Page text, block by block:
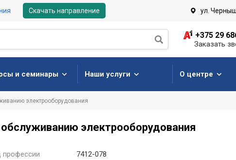
Скачать направление ул.
+375 29
Заказать
и семинары Наши услуги О центре
электрооборудования
электрооборудования
профессии 7412-078